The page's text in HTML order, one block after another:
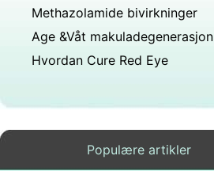
Methazolamide bivirkninger
Age &Våt makuladegenerasjon
Hvordan Cure Red Eye
Populære artikler